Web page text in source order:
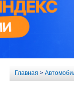
Главная >